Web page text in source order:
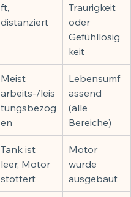
ft,
distanziert
Traurigkeit
oder
Gefühllosig
keit
Meist
arbeits-/leis
tungsbezog
en
Lebensumf
assend
(alle
Bereiche)
Tank ist
leer, Motor
stottert
Motor
wurde
ausgebaut